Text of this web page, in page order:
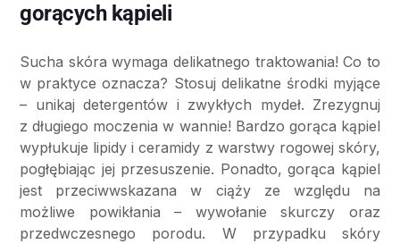
gorących kąpieli
Sucha skóra wymaga delikatnego traktowania! Co to
w praktyce oznacza? Stosuj delikatne środki myjące
– unikaj detergentów i zwykłych mydeł. Zrezygnuj
z długiego moczenia w wannie! Bardzo gorąca kąpiel
wypłukuje lipidy i ceramidy z warstwy rogowej skóry,
pogłębiając jej przesuszenie. Ponadto, gorąca kąpiel
jest przeciwwskazana w ciąży ze względu na
możliwe powikłania – wywołanie skurczy oraz
przedwczesnego porodu. W przypadku skóry